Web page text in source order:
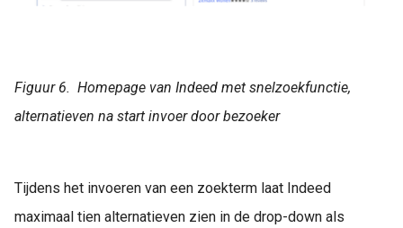
Figuur 6. Homepage van Indeed met snelzoekfunctie,
alternatieven na start invoer door bezoeker
Tijdens het invoeren van een zoekterm laat Indeed
maximaal tien alternatieven zien in de drop-down als